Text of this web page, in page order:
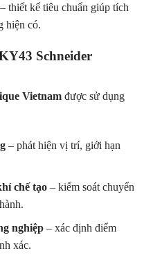
thiết kế tiêu chuẩn giúp tích
hiện có.
Schneider
Vietnam được sử dụng
– phát hiện vị trí, giới hạn
chế tạo– kiểm soát chuyển
nghiệp– xác định điểm
xác.